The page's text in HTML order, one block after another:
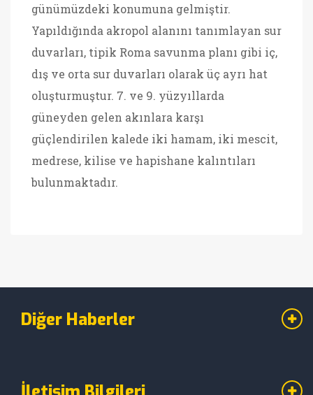
günümüzdeki konumuna gelmiştir.
Yapıldığında akropol alanını tanımlayan sur
duvarları, tipik Roma savunma planı gibi iç,
dış ve orta sur duvarları olarak üç ayrı hat
oluşturmuştur. 7. ve 9. yüzyıllarda
güneyden gelen akınlara karşı
güçlendirilen kalede iki hamam, iki mescit,
medrese, kilise ve hapishane kalıntıları
bulunmaktadır.
Diğer Haberler